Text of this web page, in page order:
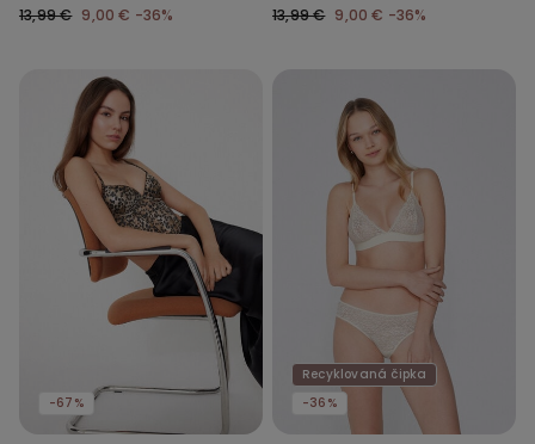
13,99 € 9,00 € -36%
13,99 € 9,00 € -36%
-67%
Recyklovaná čipka
-36%